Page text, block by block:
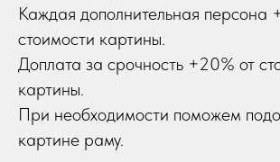
Каждая дополнительная персона
стоимости картины.
Доплата за срочность +20% от
картины.
При необходимости поможем
картине раму.